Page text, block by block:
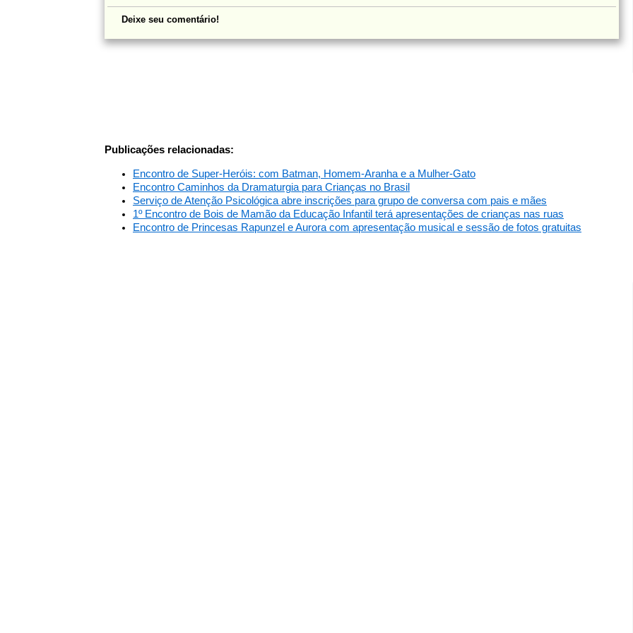
Deixe seu comentário!
Publicações relacionadas:
Encontro de Super-Heróis: com Batman, Homem-Aranha e a Mulher-Gato
Encontro Caminhos da Dramaturgia para Crianças no Brasil
Serviço de Atenção Psicológica abre inscrições para grupo de conversa com pais e mães
1º Encontro de Bois de Mamão da Educação Infantil terá apresentações de crianças nas ruas
Encontro de Princesas Rapunzel e Aurora com apresentação musical e sessão de fotos gratuitas